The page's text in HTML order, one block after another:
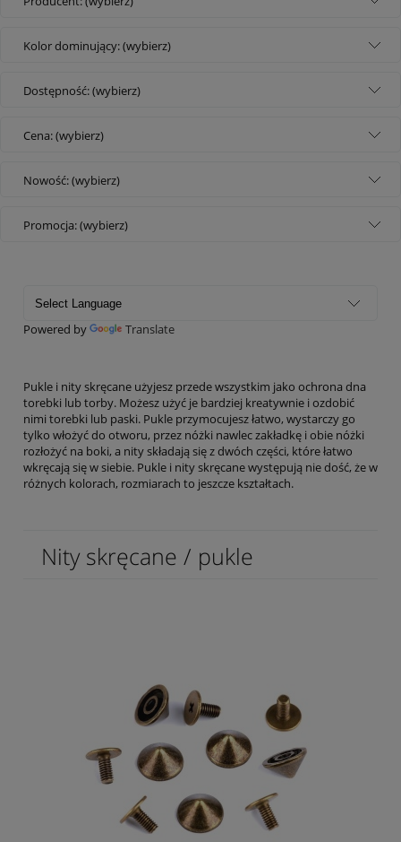
Kolor dominujący: (wybierz)
Dostępność: (wybierz)
Cena: (wybierz)
Nowość: (wybierz)
Promocja: (wybierz)
Powered by Translate
Pukle i nity skręcane użyjesz przede wszystkim jako ochrona dna
torebki lub torby. Możesz użyć je bardziej kreatywnie i ozdobić
nimi torebki lub paski. Pukle przymocujesz łatwo, wystarczy go
tylko włożyć do otworu, przez nóżki nawlec zakładkę i obie nóżki
rozłożyć na boki, a nity składają się z dwóch części, które łatwo
wkręcają się w siebie. Pukle i nity skręcane występują nie dość, że w
różnych kolorach, rozmiarach to jeszcze kształtach.
Nity skręcane / pukle